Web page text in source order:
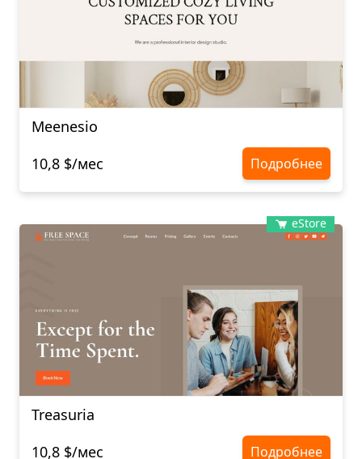
Meenesio
10,8 $/мес
Подробнее
eStore
Treasuria
10,8 $/мес
Подробнее